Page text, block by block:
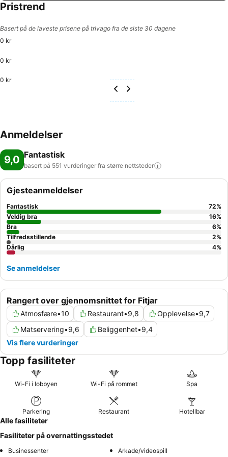
Pristrend
Basert på de laveste prisene på trivago fra de siste 30 dagene
0 kr
0 kr
0 kr
Anmeldelser
9,0 Fantastisk
basert på 551 vurderinger fra større nettsteder
Rangert over gjennomsnittet for Fitjar
Atmosfære•10 Restaurant•9,8 Opplevelse•9,7
Matservering•9,6 Beliggenhet•9,4
Vis flere vurderinger
Gjesteanmeldelser
Fantastisk 72%
Veldig bra
16%
Bra
6%
Tilfredsstillende
2%
Dårlig
4%
Se anmeldelser
Topp fasiliteter
Wi-Fi i lobbyen Wi-Fi på rommet Spa
Parkering Restaurant Hotellbar
Alle fasiliteter
Fasiliteter på overnattingsstedet
Businessenter Arkade/videospill